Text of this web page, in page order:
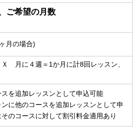
ご希望の月数
月の場合)
月に４週＝1か月に計8回レッスン、
を追加レッスンとして申込可能
に他のコースを追加レッスンとして申
そのコースに対して割引料金適用あり